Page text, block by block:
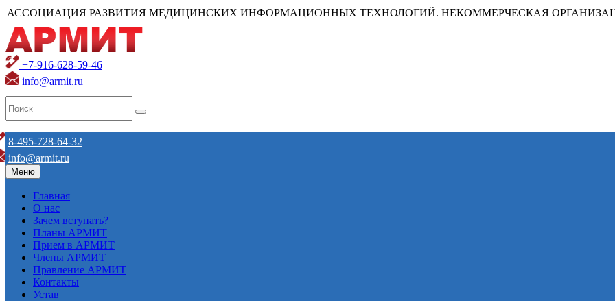
АССОЦИАЦИЯ РАЗВИТИЯ МЕДИЦИНСКИХ ИНФОРМАЦИОННЫХ ТЕХНОЛОГИЙ. НЕКОММЕРЧЕСКАЯ
+7-916-628-59-46
info@armit.ru
8-495-728-64-32
info@armit.ru
Меню
Главная
О нас
Зачем вступать?
Планы АРМИТ
Прием в АРМИТ
Члены АРМИТ
Правление АРМИТ
Контакты
Устав